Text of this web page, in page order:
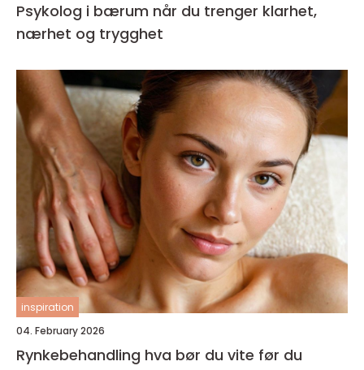
Psykolog i bærum når du trenger klarhet,
nærhet og trygghet
inspiration
04. February 2026
Rynkebehandling hva bør du vite før du